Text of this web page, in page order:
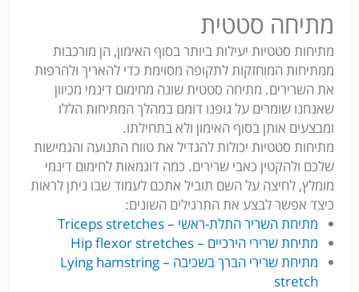
מתיחה סטטית
מתיחות סטטיות יעילות ביותר בסוף האימון, הן מורכבות
ממתיחות המוחזקות לתקופה מסוימת כדי להאריך ולהרפות
את השרירים. מתיחה סטטית שונה מחימום דינמי מכיוון
שאנחנו שומרים על גופנו דומם במהלך המתיחות הללו
ומבצעים אותן בסוף האימון ולא בתחילתו.
מתיחות סטטיות יכולות להגדיל את טווח התנועה והגמישות
שלכם ולהקטין כאבי שרירים. כמה דוגמאות לחימום דינמי
מומלץ, לחיצה על השם תוביל אתכם לעמוד שבו ניתן לראות
כיצד אפשר לבצע את התרגילים השונים:
מתיחת השריר התלת-ראשי – Triceps stretches
מתיחת שרירי הירכיים – Hip flexor stretches
מתיחת שרירי הברך בשכיבה – Lying hamstring
stretch